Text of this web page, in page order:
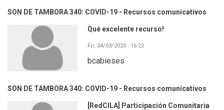
SON DE TAMBORA 340: COVID-19 - Recursos comunicativos
Qué excelente recurso!
Fri, 04/03/2020 - 16:22
bcabieses
SON DE TAMBORA 340: COVID-19 - Recursos comunicativos
[RedCILA] Participación Comunitaria